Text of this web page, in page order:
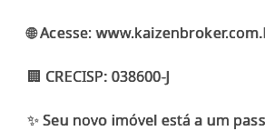
🌐 Acesse:
🏢 CRECISP: 038600-J
✨ Seu novo imóvel está a um